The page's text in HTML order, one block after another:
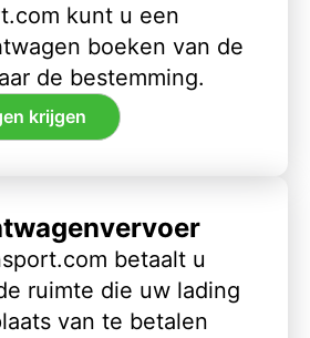
kunt u een
boeken van de
de bestemming.
krijgen
betaalt u
ruimte die uw lading
van te betalen